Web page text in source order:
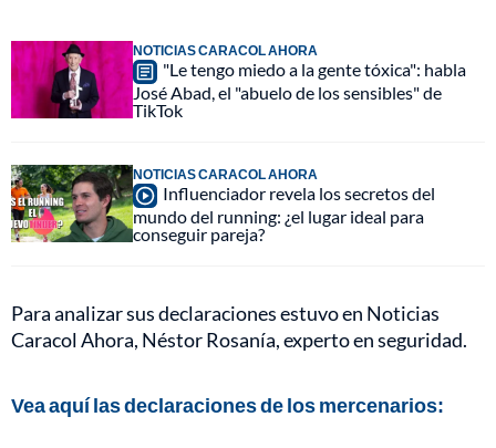
NOTICIAS CARACOL AHORA
"Le tengo miedo a la gente tóxica": habla
José Abad, el "abuelo de los sensibles" de
TikTok
NOTICIAS CARACOL AHORA
Influenciador revela los secretos del
mundo del running: ¿el lugar ideal para
conseguir pareja?
Para analizar sus declaraciones estuvo en Noticias
Caracol Ahora, Néstor Rosanía, experto en seguridad.
Vea aquí las declaraciones de los mercenarios: